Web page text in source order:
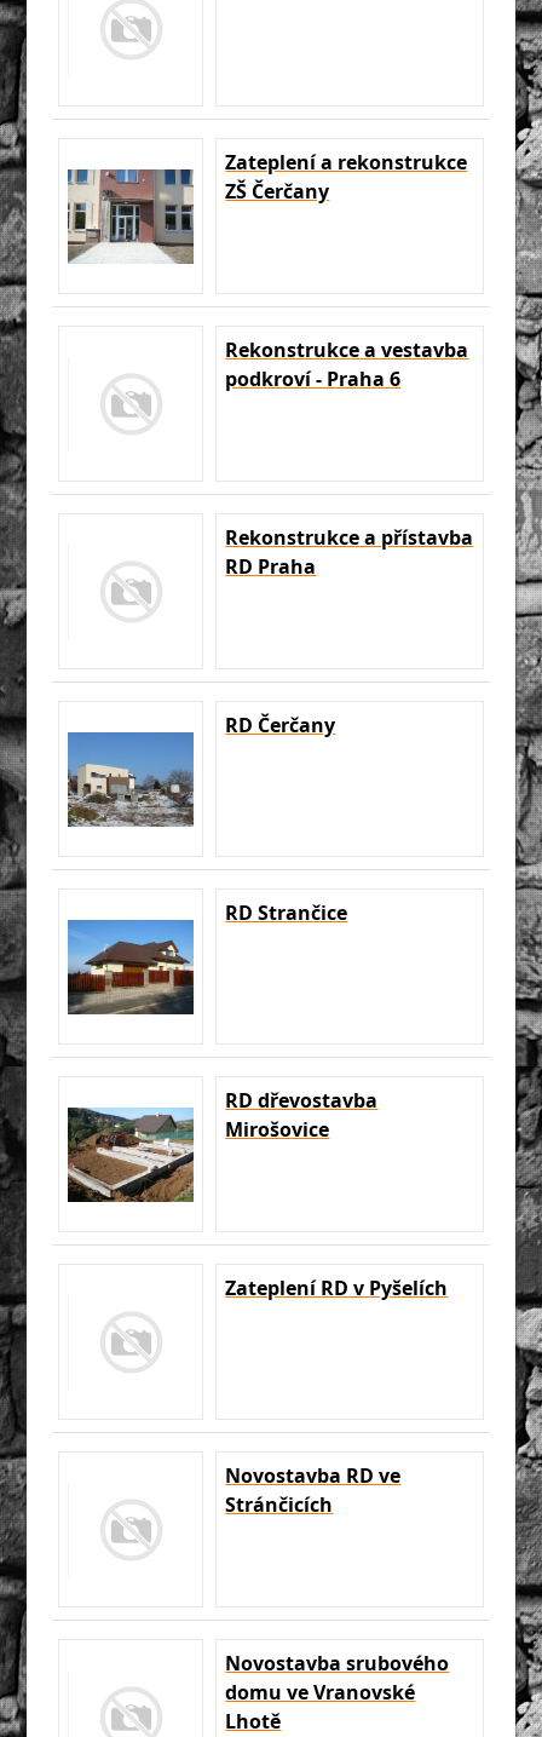
Zateplení a rekonstrukce
ZŠ Čerčany
Rekonstrukce a vestavba
podkroví - Praha 6
Rekonstrukce a přístavba
RD Praha
RD Čerčany
RD Strančice
RD dřevostavba
Mirošovice
Zateplení RD v Pyšelích
Novostavba RD ve
Stránčicích
Novostavba srubového
domu ve Vranovské
Lhotě